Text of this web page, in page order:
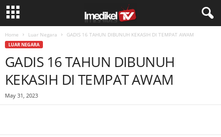
Home Luar Negara GADIS 16 TAHUN DIBUNUH KEKASIH DI TEMPAT AWAM
LUAR NEGARA
GADIS 16 TAHUN DIBUNUH
KEKASIH DI TEMPAT AWAM
May 31, 2023